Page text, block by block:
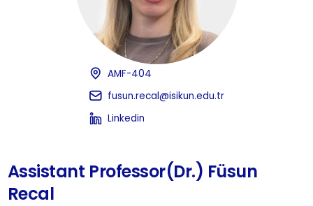
AMF-404
fusun.recal@isikun.edu.tr
Linkedin
Assistant Professor(Dr.) Füsun
Recal